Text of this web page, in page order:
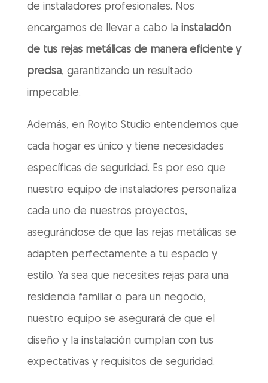
de instaladores profesionales. Nos
encargamos de llevar a cabo la instalación
de tus rejas metálicas de manera eficiente y
precisa, garantizando un resultado
impecable.
Además, en Royito Studio entendemos que
cada hogar es único y tiene necesidades
específicas de seguridad. Es por eso que
nuestro equipo de instaladores personaliza
cada uno de nuestros proyectos,
asegurándose de que las rejas metálicas se
adapten perfectamente a tu espacio y
estilo. Ya sea que necesites rejas para una
residencia familiar o para un negocio,
nuestro equipo se asegurará de que el
diseño y la instalación cumplan con tus
expectativas y requisitos de seguridad.